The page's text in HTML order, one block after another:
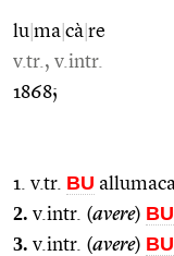
lu ma cà re
v.tr., v.intr.
1868;
1. v.tr. BU
2. v.intr. (avere) BU
3. v.intr. (avere) BU